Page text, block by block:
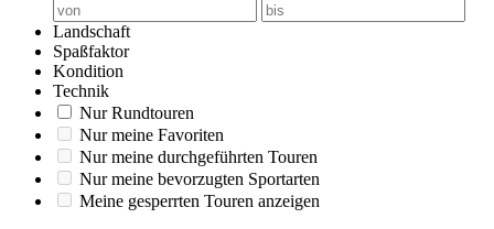
Landschaft
Spaßfaktor
Kondition
Technik
Nur Rundtouren
Nur meine Favoriten
Nur meine durchgeführten Touren
Nur meine bevorzugten Sportarten
Meine gesperrten Touren anzeigen